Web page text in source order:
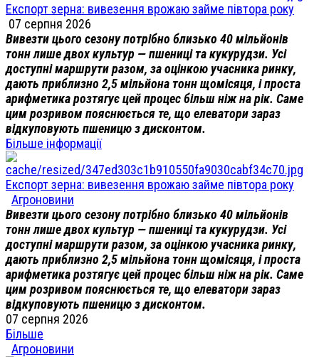
Експорт зерна: вивезення врожаю займе півтора року
07 серпня 2026
Вивезти цього сезону потрібно близько 40 мільйонів
тонн лише двох культур — пшениці та кукурудзи. Усі
доступні маршрути разом, за оцінкою учасника ринку,
дають приблизно 2,5 мільйона тонн щомісяця, і проста
арифметика розтягує цей процес більш ніж на рік. Саме
цим розривом пояснюється те, що елеватори зараз
відкуповують пшеницю з дисконтом.
Більше інформації
Експорт зерна: вивезення врожаю займе півтора року
Агроновини
Вивезти цього сезону потрібно близько 40 мільйонів
тонн лише двох культур — пшениці та кукурудзи. Усі
доступні маршрути разом, за оцінкою учасника ринку,
дають приблизно 2,5 мільйона тонн щомісяця, і проста
арифметика розтягує цей процес більш ніж на рік. Саме
цим розривом пояснюється те, що елеватори зараз
відкуповують пшеницю з дисконтом.
07 серпня 2026
Більше
Агроновини